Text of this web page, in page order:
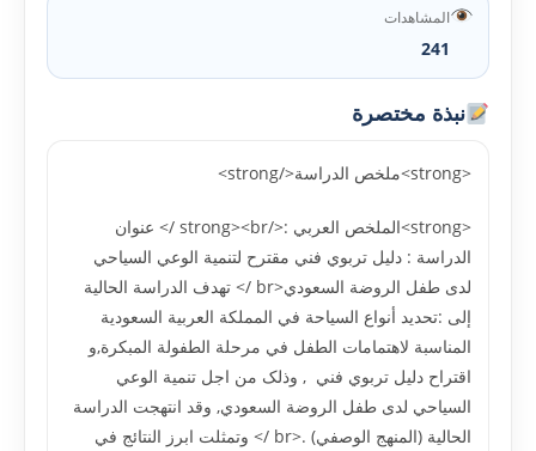
المشاهدات
241
نبذة مختصرة
<strong>ملخص الدراسة</strong>
<strong>الملخص العربي :</strong><br /> عنوان
الدراسة : دليل تربوي فني مقترح لتنمية الوعي السياحي
لدى طفل الروضة السعودي<br /> تهدف الدراسة الحالية
إلى :تحديد أنواع السياحة في المملکة العربية السعودية
المناسبة لاهتمامات الطفل في مرحلة الطفولة المبکرة,و
اقتراح دليل تربوي فني , وذلک من اجل تنمية الوعي
السياحي لدى طفل الروضة السعودي, وقد انتهجت الدراسة
الحالية (المنهج الوصفي) .<br /> وتمثلت ابرز النتائج في